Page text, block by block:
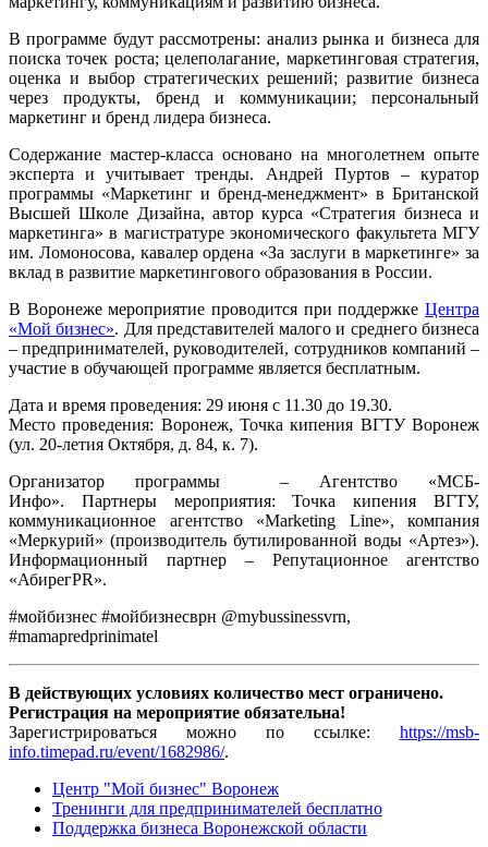
В программе будут рассмотрены: анализ рынка и бизнеса для
поиска точек роста; целеполагание, маркетинговая стратегия,
оценка и выбор стратегических решений; развитие бизнеса
через продукты, бренд и коммуникации; персональный
маркетинг и бренд лидера бизнеса.
Содержание мастер-класса основано на многолетнем опыте
эксперта и учитывает тренды. Андрей Пуртов – куратор
программы «Маркетинг и бренд-менеджмент» в Британской
Высшей Школе Дизайна, автор курса «Стратегия бизнеса и
маркетинга» в магистратуре экономического факультета МГУ
им. Ломоносова, кавалер ордена «За заслуги в маркетинге» за
вклад в развитие маркетингового образования в России.
В Воронеже мероприятие проводится при поддержке Центра
«Мой бизнес». Для представителей малого и среднего бизнеса
– предпринимателей, руководителей, сотрудников компаний –
участие в обучающей программе является бесплатным.
Дата и время проведения: 29 июня с 11.30 до 19.30.
Место проведения: Воронеж, Точка кипения ВГТУ Воронеж
(ул. 20-летия Октября, д. 84, к. 7).
Организатор программы – Агентство «МСБ-
Инфо». Партнеры мероприятия: Точка кипения ВГТУ,
коммуникационное агентство «Marketing Line», компания
«Меркурий» (производитель бутилированной воды «Артез»).
Информационный партнер – Репутационное агентство
«АбирегPR».
#мойбизнес #мойбизнесврн @mybussinessvrn,
#mamapredprinimatel
В действующих условиях количество мест ограничено.
Регистрация на мероприятие обязательна!
Зарегистрироваться можно по ссылке: https://msb-
info.timepad.ru/event/1682986/.
Центр "Мой бизнес" Воронеж
Тренинги для предпринимателей бесплатно
Поддержка бизнеса Воронежской области